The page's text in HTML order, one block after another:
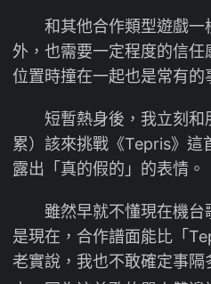
和其他合作類型遊戲一
外，也需要一定程度的信
位置時撞在一起也是常有的
短暫熱身後，我立刻和
累）該來挑戰《Tepris》這
露出「真的假的」的表情。
雖然早就不懂現在機台
是現在，合作譜面能比「
老實說，我也不敢確定事